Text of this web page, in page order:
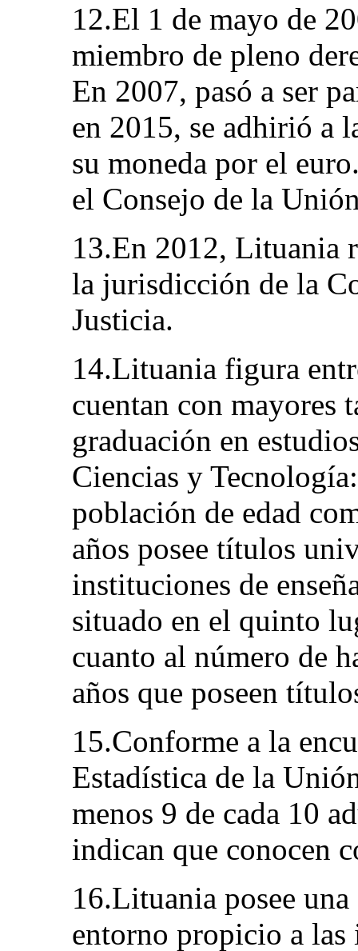
12.El 1 de mayo de
miembro de pleno
En 2007, pasó a ser
en 2015, se adhirió a
su moneda por el
el Consejo de la
13.En 2012, Lituania
la jurisdicción de la
Justicia.
14.Lituania figura
cuentan con mayores
graduación en
Ciencias y
población de edad
años posee títulos
instituciones de
situado en el quinto
cuanto al número de
años que poseen
15.Conforme a la
Estadística de la
menos 9 de cada 10
indican que conocen
16.Lituania posee
entorno propicio a